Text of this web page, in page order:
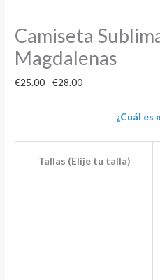
Camiseta
Magdalenas
€25.00 - €28.00
¿Cuál es
Tallas (Elije tu talla)